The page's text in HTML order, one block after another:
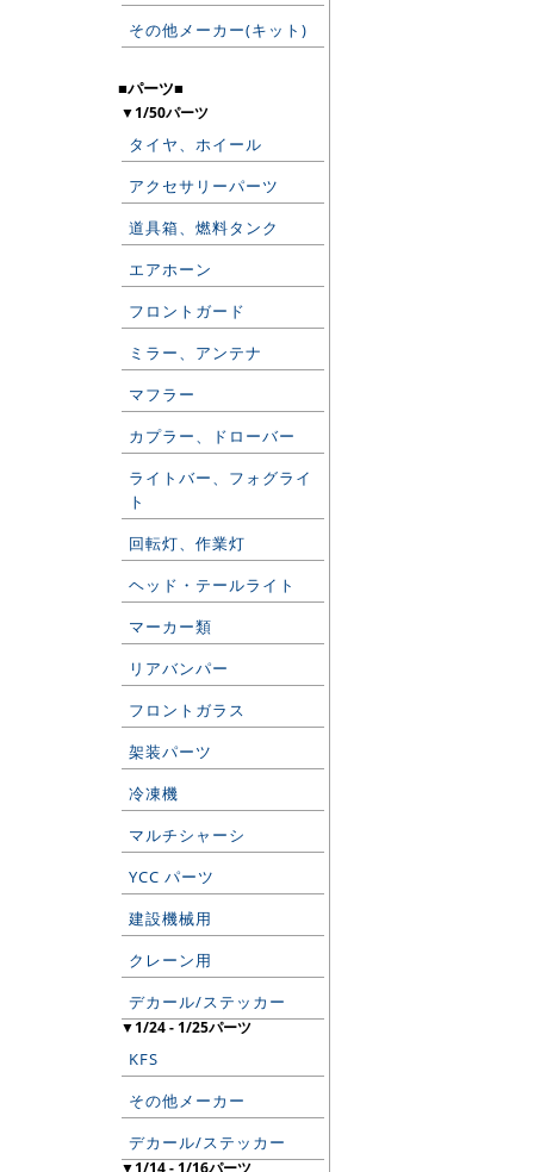
その他メーカー(キット)
■パーツ■
▼1/50パーツ
タイヤ、ホイール
アクセサリーパーツ
道具箱、燃料タンク
エアホーン
フロントガード
ミラー、アンテナ
マフラー
カプラー、ドローバー
ライトバー、フォグライ
ト
回転灯、作業灯
ヘッド・テールライト
マーカー類
リアバンパー
フロントガラス
架装パーツ
冷凍機
マルチシャーシ
YCC パーツ
建設機械用
クレーン用
デカール/ステッカー
▼1/24 - 1/25パーツ
KFS
その他メーカー
デカール/ステッカー
▼1/14 - 1/16パーツ